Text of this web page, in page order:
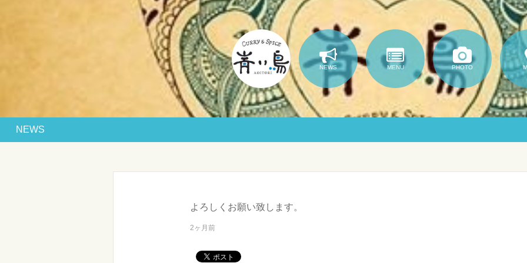
NEWS MENU PHOTO
NEWS
よろしくお願い致します。
2ヶ月前